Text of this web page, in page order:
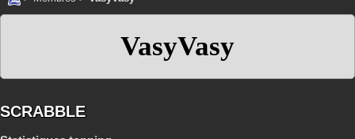
VasyVasy
SCRABBLE